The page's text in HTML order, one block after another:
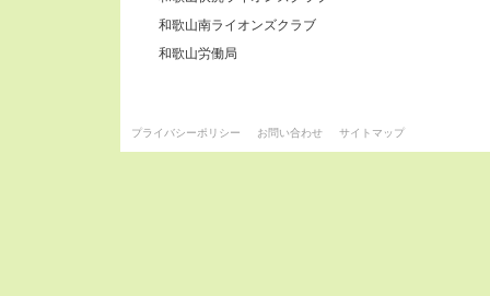
和歌山南ライオンズクラブ
和歌山労働局
プライバシーポリシー お問い合わせ サイトマップ